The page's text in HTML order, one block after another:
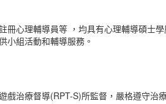
心理輔導員等 ，均具有心理輔導碩士
小組活動和輔導服務。
治療督導(RPT-S)所監督，嚴格遵守治